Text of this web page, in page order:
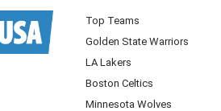
Top Teams
Golden State Warriors
LA Lakers
Boston Celtics
Minnesota Wolves